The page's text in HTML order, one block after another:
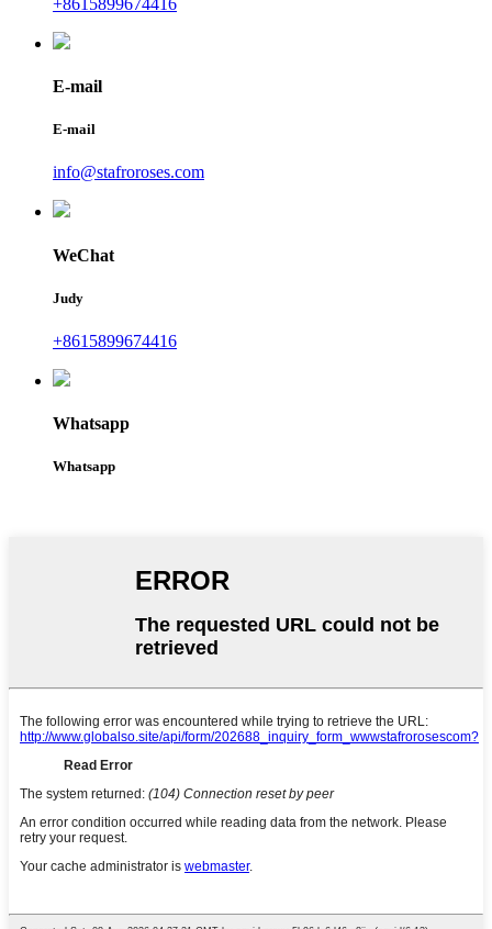
E-mail
E-mail
info@stafroroses.com
WeChat
Judy
+8615899674416
Whatsapp
Whatsapp